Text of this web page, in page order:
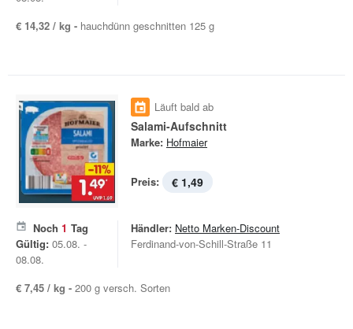
€ 14,32 / kg - hauchdünn geschnitten 125 g
Läuft bald ab
Salami-Aufschnitt
Marke: Hofmaier
Preis: € 1,49
Noch 1 Tag
Gültig: 05.08. -
08.08.
Händler: Netto Marken-Discount
Ferdinand-von-Schill-Straße 11
€ 7,45 / kg - 200 g versch. Sorten